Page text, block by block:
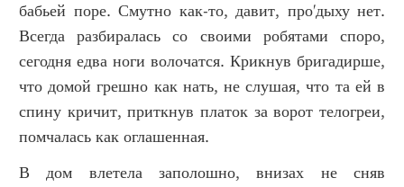
бабьей поре. Смутно как-то, давит, про'дыху нет.
Всегда разбиралась со своими робятами споро,
сегодня едва ноги волочатся. Крикнув бригадирше,
что домой грешно как нать, не слушая, что та ей в
спину кричит, приткнув платок за ворот телогреи,
помчалась как оглашенная.
В дом влетела заполошно, внизах не сняв